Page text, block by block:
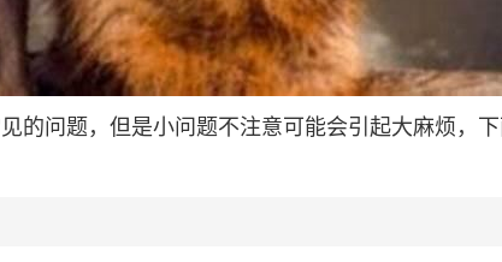
的问题，但是小问题不注意可能会引起大麻烦，